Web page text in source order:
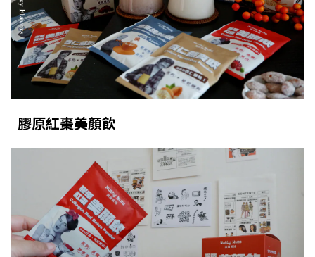
膠原紅棗美顏飲